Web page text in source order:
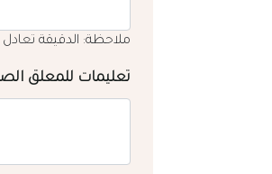
ملاحظة: الدقيقة تعادل 100 كلمة باللغة العربية
تعليمات للمعلق